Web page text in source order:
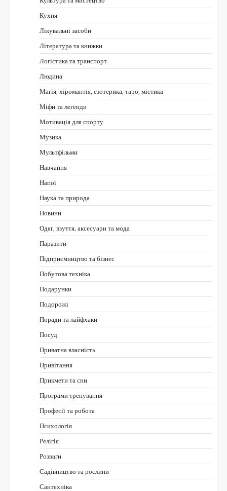
Кухня
Лікувальні засоби
Література та книжки
Логістика та транспорт
Людина
Магія, хіромантія, езотерика, таро, містика
Міфи та легенди
Мотивація для спорту
Музика
Мультфільми
Навчання
Напої
Наука та природа
Новини
Одяг, взуття, аксесуари та мода
Паразити
Підприємництво та бізнес
Побутова техніка
Подарунки
Подорожі
Поради та лайфхаки
Посуд
Приватна власність
Привітання
Прикмети та сни
Програми тренування
Професії та робота
Психологія
Релігія
Розваги
Садівництво та рослини
Сантехніка